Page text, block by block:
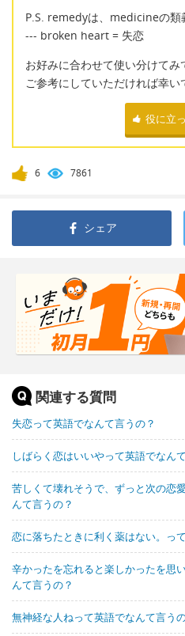
P.S. remedyは、medicineの類
--- broken heart = 失恋
お好みに合わせて使い分けてみ
ご参考にしていただければ幸い
役に立
6 7861
シェア
関連する質問
失恋って英語でなんて言うの？
しばらく恋はいいやって英語でなん
苦しくて壊れそうで、ずっと次の恋
んて言うの？
恋に落ちたときに利く薬はない。っ
辛かったを忘れると楽しかったを思
んて言うの？
無神経な人ねって英語でなんて言う